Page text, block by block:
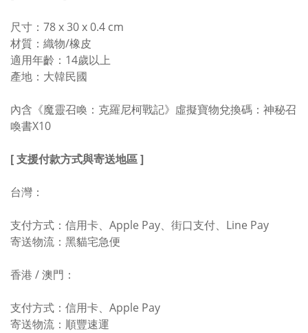
尺寸：78 x 30 x 0.4 cm
材質：織物/橡皮
適用年齡：14歲以上
產地：大韓民國
內含《魔靈召喚：克羅尼柯戰記》虛擬寶物兌換碼：神秘召
喚書X10
[ 支援付款方式與寄送地區 ]
台灣：
支付方式：信用卡、Apple Pay、街口支付、Line Pay
寄送物流：黑貓宅急便
香港 / 澳門：
支付方式：信用卡、Apple Pay
寄送物流：順豐速運